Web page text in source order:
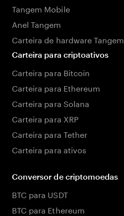
Tangem Mobile
Anel Tangem
Carteira de hardware Tangem
Carteira para criptoativos
Carteira para Bitcoin
Carteira para Ethereum
Carteira para Solana
Carteira para XRP
Carteira para Tether
Carteira para ativos
Conversor de criptomoedas
BTC para USDT
BTC para Ethereum